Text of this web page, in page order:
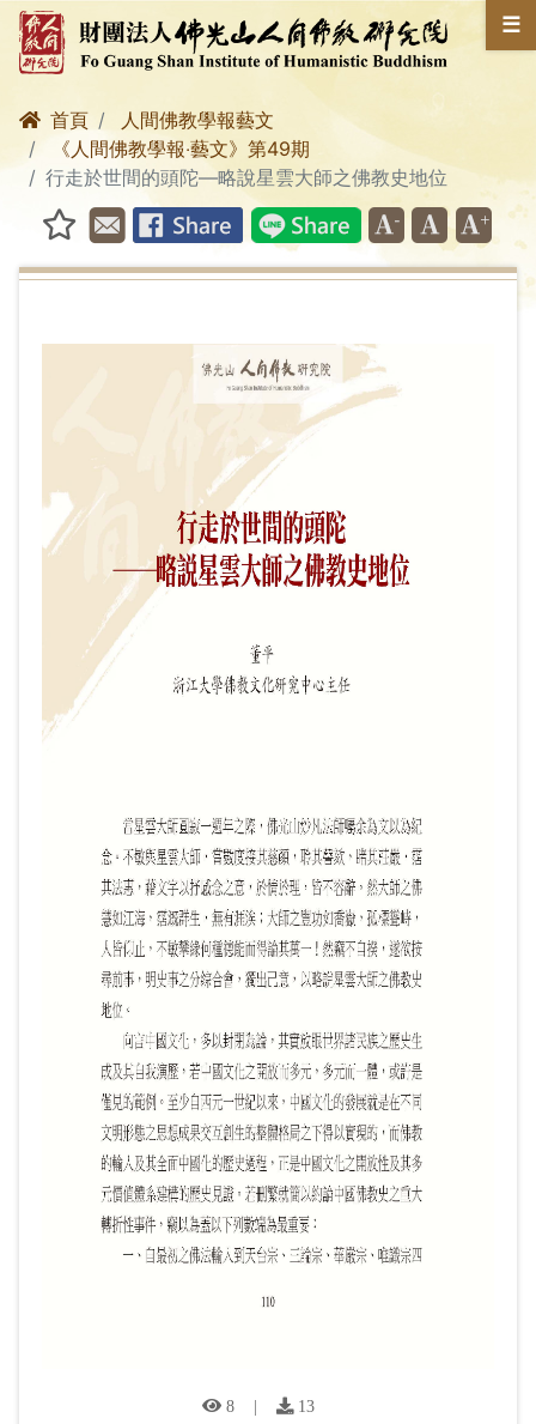
☰
首頁
人間佛教學報藝文
《人間佛教學報‧藝文》第49期
行走於世間的頭陀―略說星雲大師之佛教史地位
8 | 13